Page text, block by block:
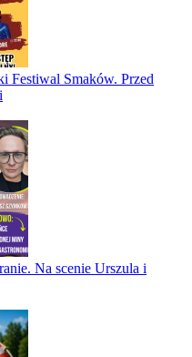
Festiwal Smaków. Przed
Na scenie Urszula i